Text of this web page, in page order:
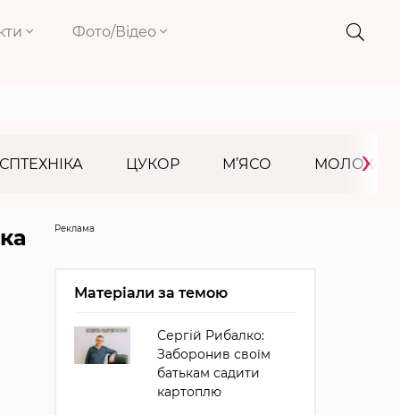
Фото/Відео
ЦУКОР М’ЯСО МОЛОКО
›
Реклама
Матеріали за темою
Сергій Рибалко:
Заборонив своїм
батькам садити
картоплю